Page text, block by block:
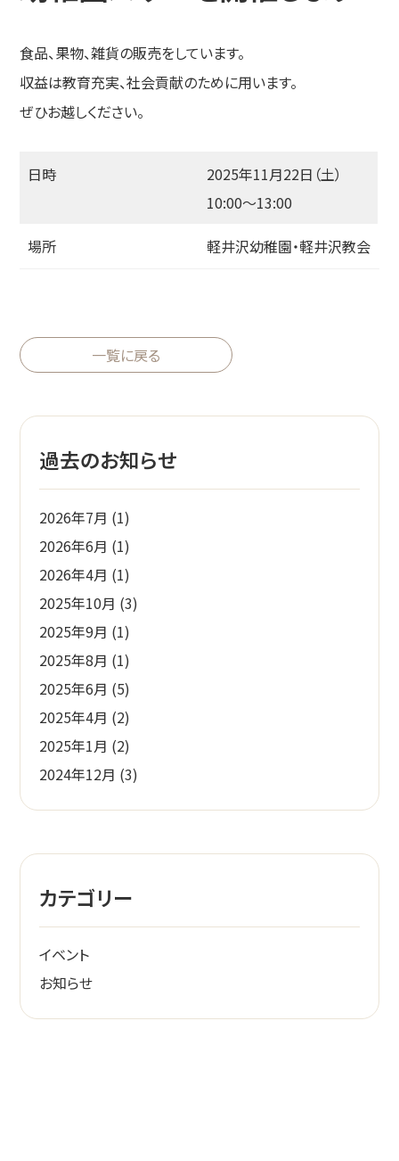
食品、果物、雑貨の販売をしています。
収益は教育充実、社会貢献のために用います。
ぜひお越しください。
日時
2025年11月22日（土）
10:00〜13:00
場所 軽井沢幼稚園・軽井沢教会
一覧に戻る
過去のお知らせ
2026年7月 (1)
2026年6月 (1)
2026年4月 (1)
2025年10月 (3)
2025年9月 (1)
2025年8月 (1)
2025年6月 (5)
2025年4月 (2)
2025年1月 (2)
2024年12月 (3)
カテゴリー
イベント
お知らせ